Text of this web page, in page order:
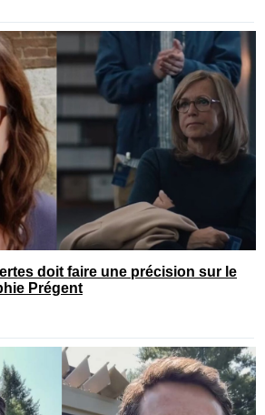
doit faire une précision sur le
Prégent